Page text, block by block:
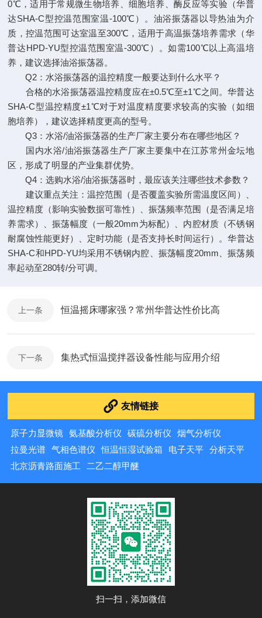
0℃，适用于常规微生物培养、细胞培养、酶反应等实验（华普
达SHA-C型控温范围室温-100℃）。油浴振荡器以导热油为介
质，控温范围可达室温至300℃，适用于高温振荡培养需求（华
普达HPD-YU型控温范围室温-300℃）。如需100℃以上高温培
养，建议选择油浴振荡器。
Q2：水浴振荡器的温控精度一般要达到什么水平？
合格的水浴振荡器温控精度应在±0.5℃至±1℃之间。华普达
SHA-C型温控精度±1℃对于对温度精度要求较高的实验（如细
胞培养），建议选择精度更高的型号。
Q3：水浴/油浴振荡器的生产厂家主要分布在哪些地区？
国内水浴/油浴振荡器生产厂家主要集中在江苏常州金坛地
区，形成了明显的产业集群优势。
Q4：选购水浴/油浴振荡器时，最应该关注哪些技术参数？
建议重点关注：温控范围（是否覆盖实验所需温度区间）、
温控精度（影响实验数据可靠性）、振荡频率范围（是否满足培
养需求）、振荡幅度（一般20mm为标配）、内腔材质（不锈钢
耐腐蚀性能更好）、定时功能（是否支持长时间运行）。华普达
SHA-C和HPD-YU均采用不锈钢内腔、振荡幅度20mm、振荡频
率起动至280转/分可调。
上一条 恒温摇床哪家强？常州华普达性价比高
下一条 集热式恒温搅拌器设备性能与应用介绍
友情链接
原子力显微镜 氨基酸分析仪 碳硫分析仪
烟气分析仪
拉曼光谱
气相色谱仪 恒温恒湿试验箱 电子天平
分析天平
北京沥青路面施工
二乙二醇甲醚
扫一扫，添加微信